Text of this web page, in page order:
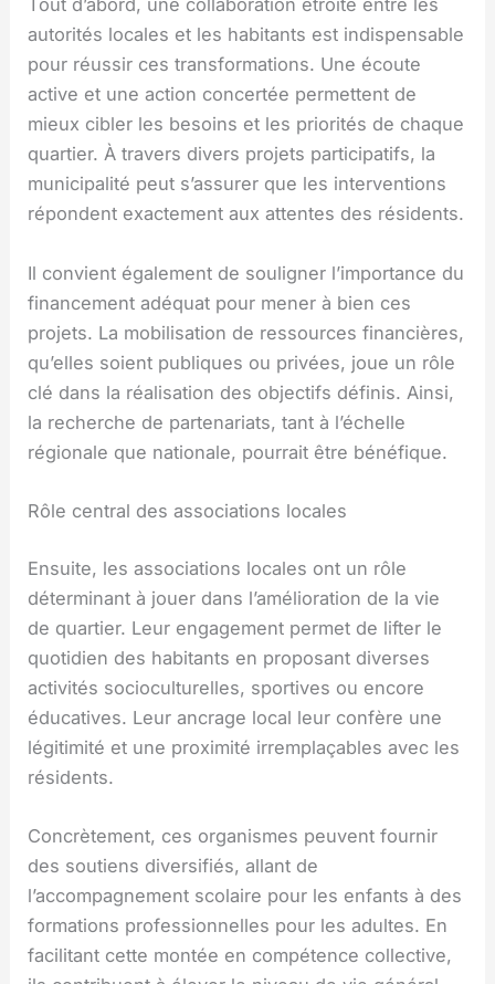
Tout d’abord, une collaboration étroite entre les
autorités locales et les habitants est indispensable
pour réussir ces transformations. Une écoute
active et une action concertée permettent de
mieux cibler les besoins et les priorités de chaque
quartier. À travers divers projets participatifs, la
municipalité peut s’assurer que les interventions
répondent exactement aux attentes des résidents.
Il convient également de souligner l’importance du
financement adéquat pour mener à bien ces
projets. La mobilisation de ressources financières,
qu’elles soient publiques ou privées, joue un rôle
clé dans la réalisation des objectifs définis. Ainsi,
la recherche de partenariats, tant à l’échelle
régionale que nationale, pourrait être bénéfique.
Rôle central des associations locales
Ensuite, les associations locales ont un rôle
déterminant à jouer dans l’amélioration de la vie
de quartier. Leur engagement permet de lifter le
quotidien des habitants en proposant diverses
activités socioculturelles, sportives ou encore
éducatives. Leur ancrage local leur confère une
légitimité et une proximité irremplaçables avec les
résidents.
Concrètement, ces organismes peuvent fournir
des soutiens diversifiés, allant de
l’accompagnement scolaire pour les enfants à des
formations professionnelles pour les adultes. En
facilitant cette montée en compétence collective,